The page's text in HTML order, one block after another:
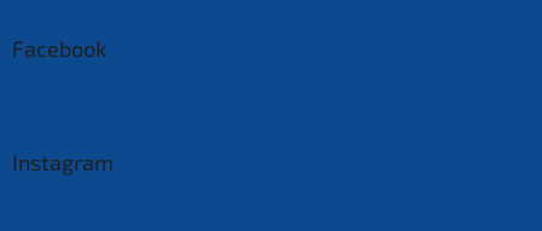
Facebook
Instagram